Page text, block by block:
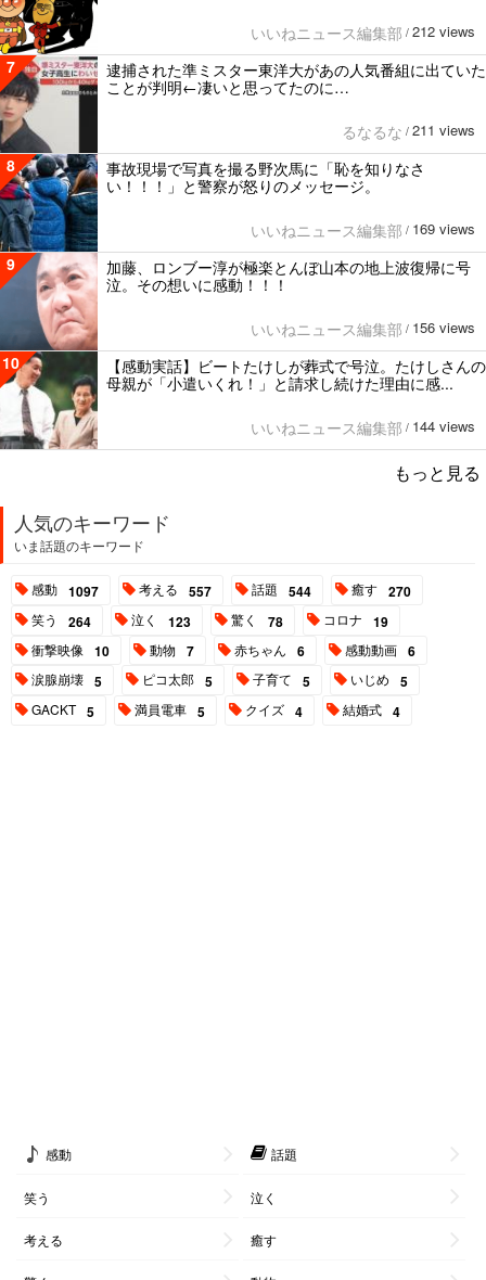
いいねニュース編集部 / 212 views
7
逮捕された準ミスター東洋大があの人気番組に出ていた
ことが判明←凄いと思ってたのに…
るなるな / 211 views
8
事故現場で写真を撮る野次馬に「恥を知りなさ
い！！！」と警察が怒りのメッセージ。
いいねニュース編集部 / 169 views
9
加藤、ロンブー淳が極楽とんぼ山本の地上波復帰に号
泣。その想いに感動！！！
いいねニュース編集部 / 156 views
10
【感動実話】ビートたけしが葬式で号泣。たけしさんの
母親が「小遣いくれ！」と請求し続けた理由に感...
いいねニュース編集部 / 144 views
もっと見る
人気のキーワード
いま話題のキーワード
感動 1097 考える 557 話題 544 癒す 270
笑う 264 泣く 123 驚く 78 コロナ 19
衝撃映像 10 動物 7 赤ちゃん 6 感動動画 6
涙腺崩壊 5 ピコ太郎 5 子育て 5 いじめ 5
GACKT 5 満員電車 5 クイズ 4 結婚式 4
感動 話題
笑う 泣く
考える 癒す